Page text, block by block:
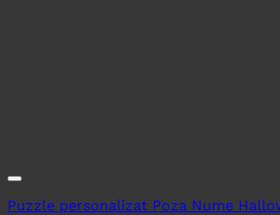
Puzzle personalizat Poza Nume